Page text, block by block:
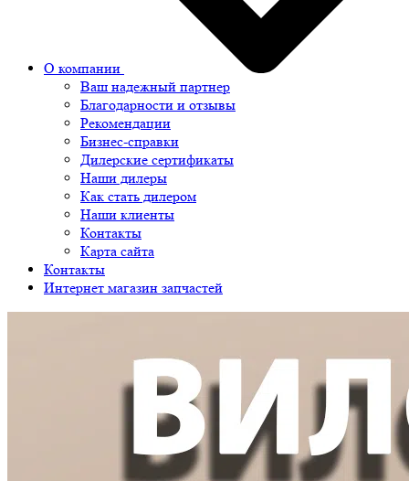
О компании
Ваш надежный партнер
Благодарности и отзывы
Рекомендации
Бизнес-справки
Дилерские сертификаты
Наши дилеры
Как стать дилером
Наши клиенты
Контакты
Карта сайта
Контакты
Интернет магазин запчастей